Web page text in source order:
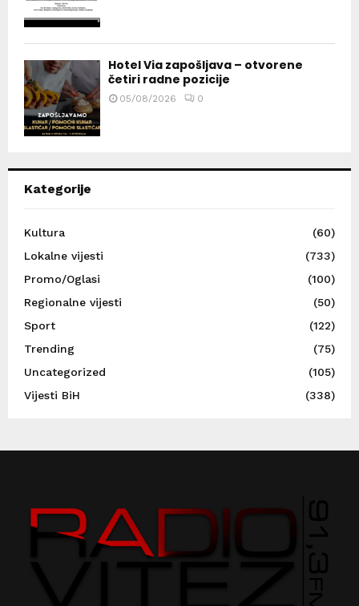
Hotel Via zapošljava – otvorene
četiri radne pozicije
05/08/2026 0
Kategorije
Kultura
(60)
Lokalne vijesti
(733)
Promo/Oglasi
(100)
Regionalne vijesti
(50)
Sport
(122)
Trending
(75)
Uncategorized
(105)
Vijesti BiH
(338)